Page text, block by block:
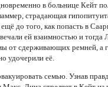
в больнице Кейт
страдающая
до того, как попасть в
ей взаимностью и
от сдерживающих ремней, а
удочерили её.
семью. Узнав